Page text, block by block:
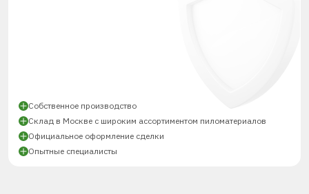
Собственное производство
Склад в Москве с широким ассортиментом пиломатериалов
Официальное оформление сделки
Опытные специалисты